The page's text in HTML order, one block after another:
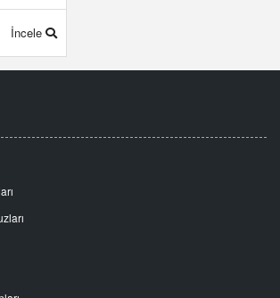
İncele